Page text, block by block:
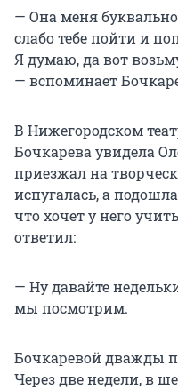
— Она меня
слабо тебе пойти и
Я думаю, да вот
— вспоминает
В Нижегородском
Бочкарева увидела
приезжал на
испугалась, а
что хочет у него
ответил:
— Ну давайте
мы посмотрим.
Бочкаревой дважды
Через две недели, в